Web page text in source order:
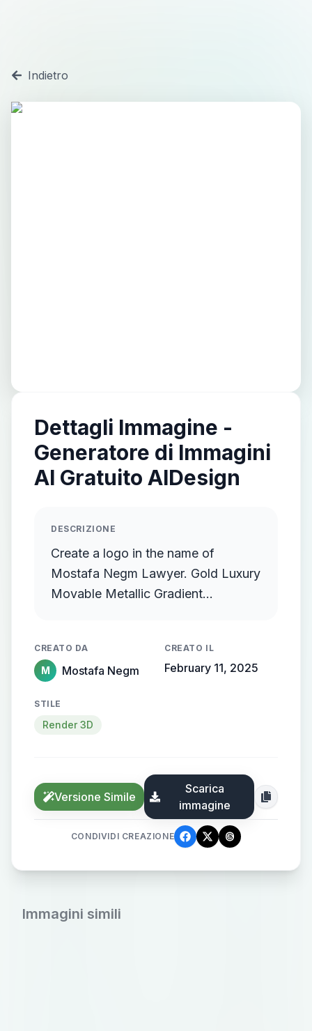
Indietro
Dettagli Immagine -
Generatore di Immagini
AI Gratuito AIDesign
DESCRIZIONE
Create a logo in the name of
Mostafa Negm Lawyer. Gold Luxury
Movable Metallic Gradient
CREATO DA
M Mostafa Negm
CREATO IL
February 11, 2025
STILE
Render 3D
Versione Simile
Scarica
immagine
CONDIVIDI CREAZIONE
Immagini simili